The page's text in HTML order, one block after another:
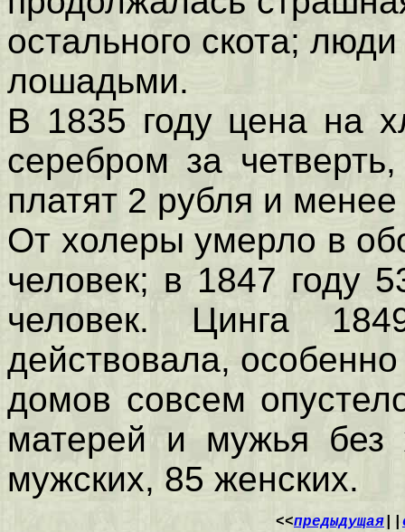
остального скота;
лошадьми.
В 1835 году цена на
серебром за
платят 2 рубля и менее
От холеры умерло в
человек; в 1847 году
человек. Цинга
действовала,
домов совсем
матерей и мужья
мужских, 85 женских.
<<предыдущая